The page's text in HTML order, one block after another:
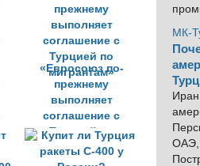
«Евросоюз по-
прежнему
выполняет
соглашение с
Турцией по
мигрантам»
МК-
ОАЭ,